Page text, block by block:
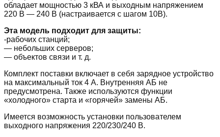
обладает мощностью 3 кВА и выходным напряжением
220 В — 240 В (настраивается с шагом 10В).
Эта модель подходит для защиты:
-рабочих станций;
— небольших серверов;
— объектов связи и т. д.
Комплект поставки включает в себя зарядное устройство
на максимальный ток 4 А. Внутренняя АБ не
предусмотрена. Также используются функции
«холодного» старта и «горячей» замены АБ.
Имеется возможность установки пользователем
выходного напряжения 220/230/240 В.